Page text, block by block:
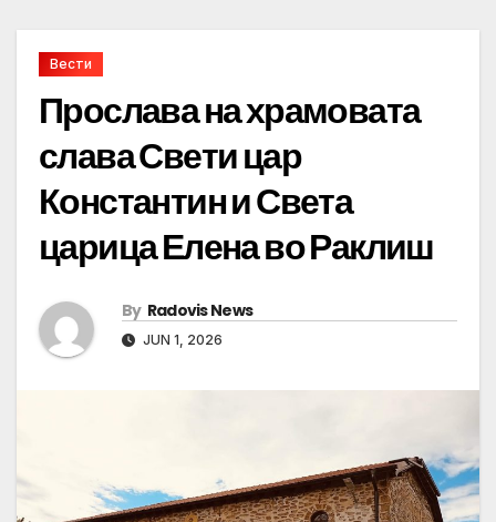
Вести
Прослава на храмовата
слава Свети цар
Константин и Света
царица Елена во Раклиш
By Radovis News
JUN 1, 2026